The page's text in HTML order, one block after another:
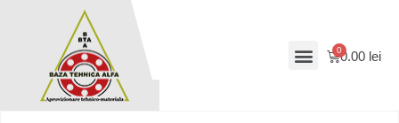
0.00 lei